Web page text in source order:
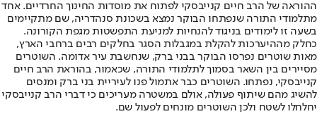
ההוראה של הרב חיים קנייבסקי לפתוח את מוסדות החינוך החרדיים. אחד
מתלמודי התורה שנפתחו הבוקר נמצא בשכונת סנהדריה, שם מתקיימים
בשעה זו לימודים בניגוד להנחיות למניעת התפשטות מגפת הקורונה.
כחלק מההיערכות להקלת במגבלות הסגר בחלקים רבים ברחבי הארץ,
מאות שוטרים נפרסו הבוקר בבני ברק, שנחשבת עיר אדומה. השוטרים
מסיירים בין השאר בסמוך לתלמודי התורה, שכאמור, בהוראת הרב חיים
קנייבסקי, נפתחו. השוטרים כבר אתמול פנו לעיריית בני ברק ומנסים
להשיג מהם שיתוף פעולה, אולם במשטרה מעריכים כי דברי הרב קנייבסקי
יחלחלו לשטח ולכן השוטרים מונחים לפעול שם.